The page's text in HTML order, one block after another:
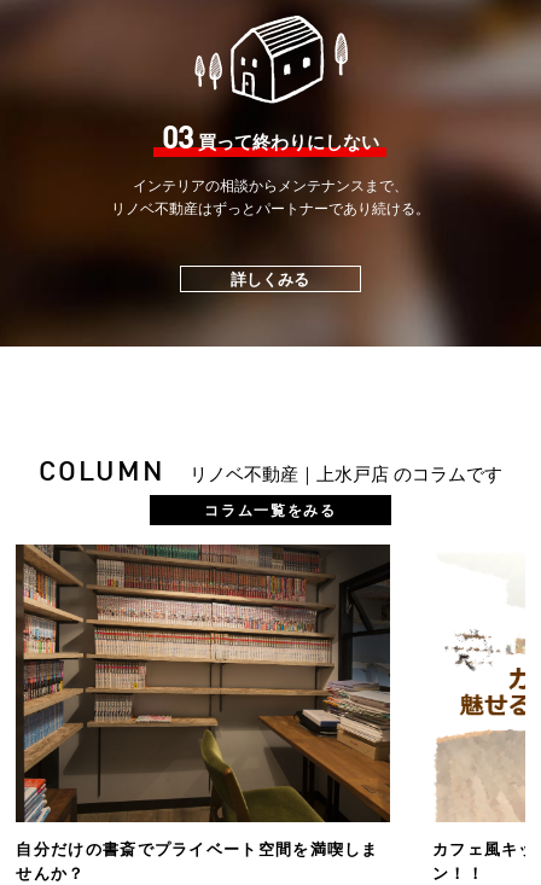
03買って終わりにしない
インテリアの相談から メンテナンスまで、
リノベ不動産はずっとパートナーであり続ける。
詳しくみる
COLUMN リノベ不動産｜上水戸店 のコラムです
コラム一覧をみる
自分だけの書斎でプライベート空間を満喫しま
せんか？
カフェ風キ
ン！！